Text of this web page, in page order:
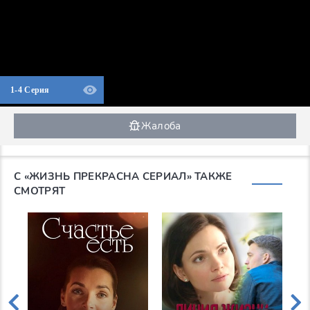
1-4 Серия
Жалоба
С «ЖИЗНЬ ПРЕКРАСНА СЕРИАЛ» ТАКЖЕ
СМОТРЯТ